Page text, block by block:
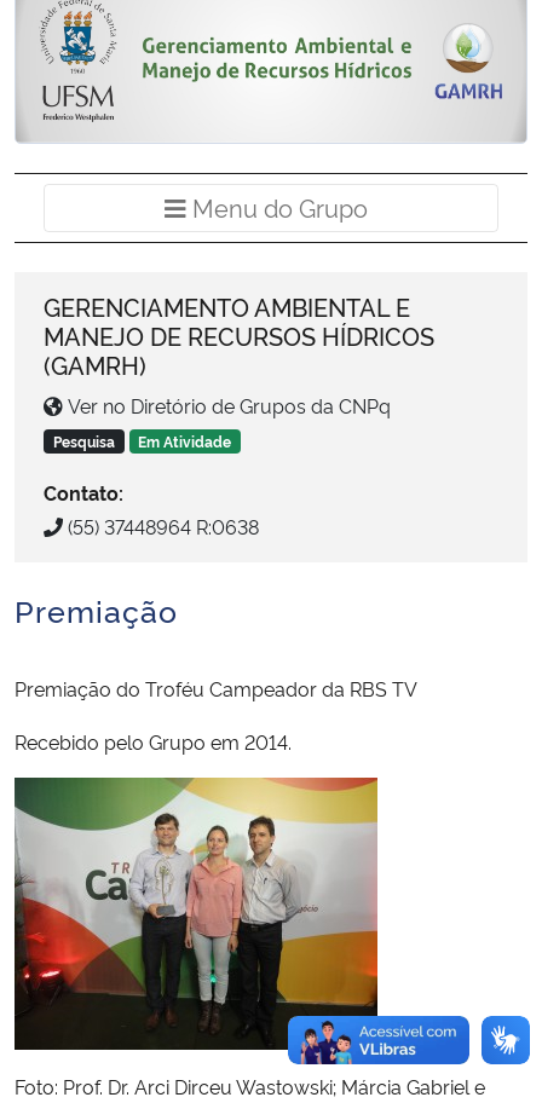
Ministério da Cidadania
Ministério da Saúde
Ministério de Minas e Energia
Ministério da Ciência, Tecnologia, Inovações e Comunicações
Ministério do Turismo
Ministério do Desenvolvimento Regional
Ministério da Mulher, da Família e dos Direitos Humanos
Secretaria-Geral
Advocacia-Geral da União
Banco Central do Brasil
Planalto
Menu do Grupo
GERENCIAMENTO AMBIENTAL E
MANEJO DE RECURSOS HÍDRICOS
(GAMRH)
Ver no Diretório de Grupos da CNPq
Pesquisa Em Atividade
Contato:
(55) 37448964 R:0638
Premiação
Premiação do Troféu Campeador da RBS TV
Recebido pelo Grupo em 2014.
Foto: Prof. Dr. Arci Dirceu Wastowski; Márcia Gabriel e